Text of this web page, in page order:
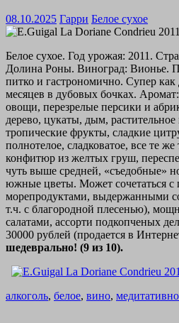
08.10.2025 Гарри Белое сухое
Белое сухое. Год урожая: 2011.
Долина Роны. Виноград: Вионье.
питко и гастрономично. Супер
месяцев в дубовых бочках.
овощи, перезрелые персики и
дерево, цукаты, дым,
тропические фрукты, сладкие
полнотелое, сладковатое, все те
конфитюр из желтых груш,
чуть выше средней, «съедобные»
южные цветы. Может сочетаться
морепродуктами, выдержанными
т.ч. с благородной плесенью),
салатами, ассорти подкопченых
30000 рублей (продается в
шедеврально! (9 из 10).
алкоголь, белое, вино,